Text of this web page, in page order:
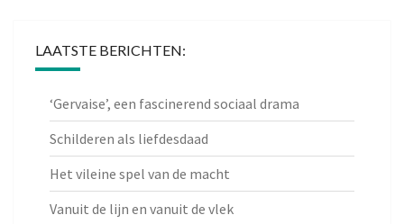
LAATSTE BERICHTEN:
‘Gervaise’, een fascinerend sociaal drama
Schilderen als liefdesdaad
Het vileine spel van de macht
Vanuit de lijn en vanuit de vlek